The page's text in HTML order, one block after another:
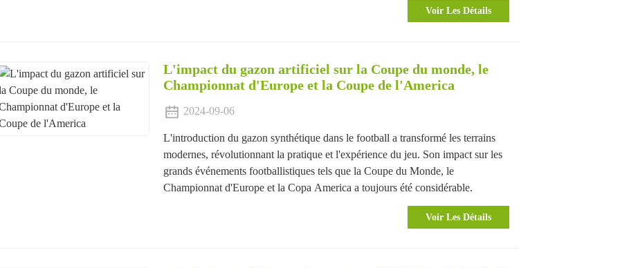
Voir Les Détails
L'impact du gazon artificiel sur la Coupe du monde, le
Championnat d'Europe et la Coupe de l'America
2024-09-06
L'introduction du gazon synthétique dans le football a transformé les terrains
modernes, révolutionnant la pratique et l'expérience du jeu. Son impact sur les
grands événements footballistiques tels que la Coupe du Monde, le
Championnat d'Europe et la Copa America a toujours été considérable.
Voir Les Détails